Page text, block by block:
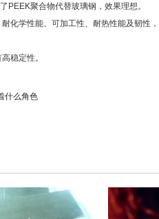
PEEK聚合物代替玻璃钢，效果理想。
化学性能、可加工性、耐热性能及韧性
稳定性。
什么角色